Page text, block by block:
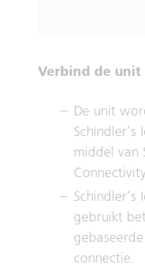
Verbind de unit
De unit
Schindler’s
middel van
Schindler’s
gebruikt
connectie.